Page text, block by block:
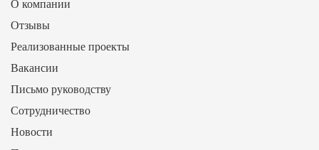
О компании
Отзывы
Реализованные проекты
Вакансии
Письмо руководству
Сотрудничество
Новости